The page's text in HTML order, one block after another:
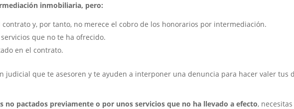
inmobiliaria, pero:
y, por tanto, no merece el cobro de los honorarios por intermediación.
que no te ha ofrecido.
en el contrato.
judicial que te asesoren y te ayuden a interponer una denuncia para hacer valer tus
no pactados previamente o por unos servicios que no ha llevado a efecto,